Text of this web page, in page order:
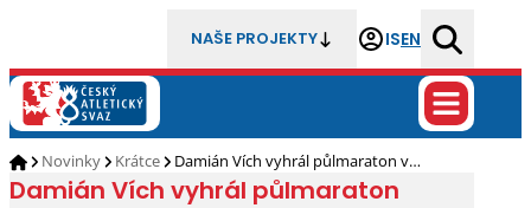
NAŠE PROJEKTY ISEN
Novinky Krátce Damián Vích vyhrál půlmaraton v…
Damián Vích vyhrál půlmaraton